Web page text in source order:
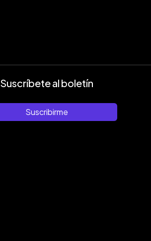
Suscríbete al boletín
Suscribirme